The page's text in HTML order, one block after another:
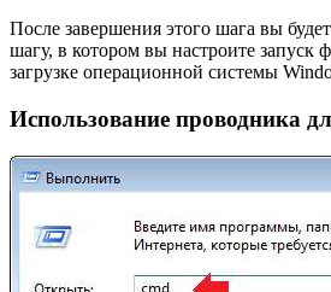
После завершения этого шага вы
шагу, в котором вы настроите запуск
загрузке операционной системы
Использование проводника